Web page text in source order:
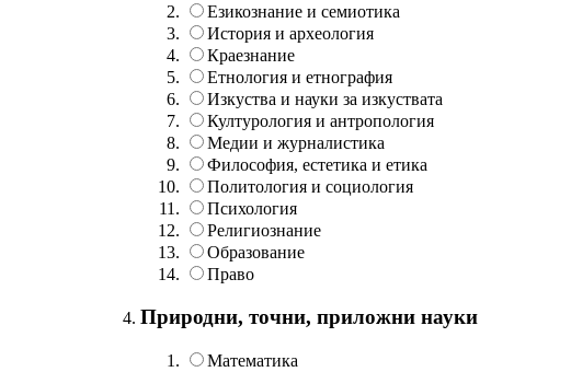
Езикознание и семиотика
История и археология
Краезнание
Етнология и етнография
Изкуства и науки за изкуствата
Културология и антропология
Медии и журналистика
Философия, естетика и етика
Политология и социология
Психология
Религиознание
Образование
Право
Природни, точни, приложни науки
Математика